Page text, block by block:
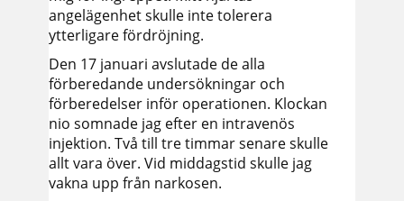
angelägenhet skulle inte tolerera
ytterligare fördröjning.
Den 17 januari avslutade de alla
förberedande undersökningar och
förberedelser inför operationen. Klockan
nio somnade jag efter en intravenös
injektion. Två till tre timmar senare skulle
allt vara över. Vid middagstid skulle jag
vakna upp från narkosen.